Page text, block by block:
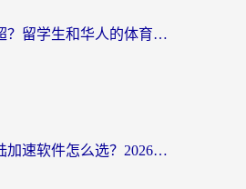
海外如何看中超？留学生和华人的体育赛事观看终极指南（附欧洲杯奥运会观看技巧）
国外玩第九大陆加速软件怎么选？2026终极指南帮你告别延迟卡顿